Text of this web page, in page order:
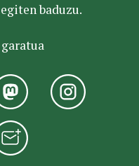
baduzu.